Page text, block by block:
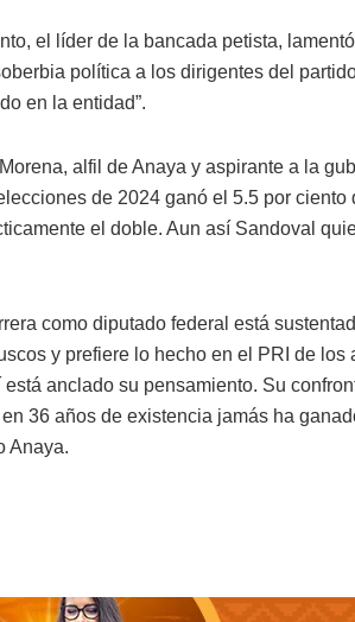
el líder de la bancada petista,
política a los dirigentes del
en la entidad”.
alfil de Anaya y aspirante a la
de 2024 ganó el 5.5 por ciento
el doble. Aun así Sandoval
como diputado federal está
y prefiere lo hecho en el PRI de los
está anclado su pensamiento. Su
36 años de existencia jamás ha
Anaya.